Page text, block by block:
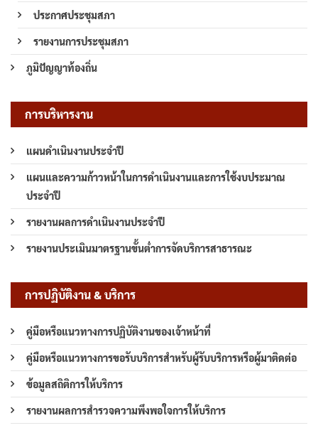
ประกาศประชุมสภา
รายงานการประชุมสภา
ภูมิปัญญาท้องถิ่น
การบริหารงาน
แผนดำเนินงานประจำปี
แผนและความก้าวหน้าในการดำเนินงานและการใช้งบประมาณ
ประจำปี
รายงานผลการดำเนินงานประจำปี
รายงานประเมินมาตรฐานขั้นต่ำการจัดบริการสาธารณะ
การปฏิบัติงาน & บริการ
คู่มือหรือแนวทางการปฏิบัติงานของเจ้าหน้าที่
คู่มือหรือแนวทางการขอรับบริการสำหรับผู้รับบริการหรือผู้มาติดต่อ
ข้อมูลสถิติการให้บริการ
รายงานผลการสำรวจความพึงพอใจการให้บริการ